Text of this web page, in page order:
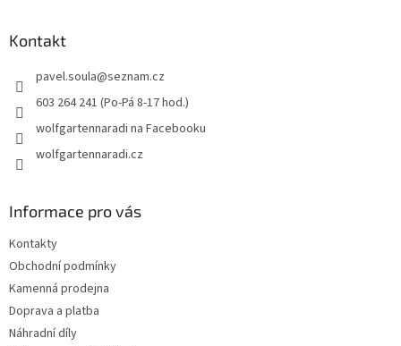
Kontakt
pavel.soula@seznam.cz
603 264 241 (Po-Pá 8-17 hod.)
wolfgartennaradi na Facebooku
wolfgartennaradi.cz
Informace pro vás
Kontakty
Obchodní podmínky
Kamenná prodejna
Doprava a platba
Náhradní díly